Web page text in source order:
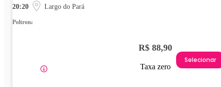
20:20 Largo do Pará
Poltrona
R$ 88,90
Taxa zero
Selecionar